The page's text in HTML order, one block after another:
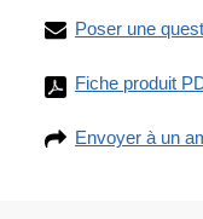
Poser une
Fiche produit
Envoyer à un